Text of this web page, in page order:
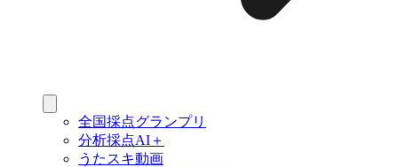
全国採点グランプリ
分析採点AI＋
うたスキ動画